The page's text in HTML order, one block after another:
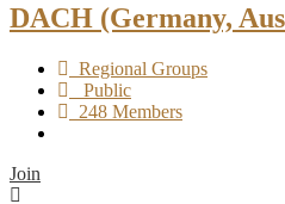
DACH (Germany,
Regional Groups
Public
248 Members
Join